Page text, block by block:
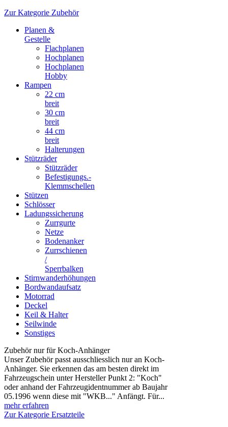
Zur Kategorie Zubehör
Planen &
Gestelle
Flachplanen
Hochplanen
Hochplanen
Hobby
Rampen
22 cm
breit
30 cm
breit
44 cm
breit
Halterungen
Stützräder
Stützräder
Befestigungs.-
Klemmschellen
Stützen
Schlösser
Ladungssicherung
Zurrgurte
Netze
Bodenanker
Zurrschienen
/
Sperrbalken
Stirnwanderhöhungen
Bordwandaufsatz
Motorrad
Deckel
Keil & Halter
Seilwinde
Sonstiges
Zubehör nur für Koch-Anhänger
Unser Zubehör passt ausschliesslich nur an Koch-
Anhänger. Sie erkennen das am besten direkt im
Fahrzeugschein unter Hersteller Punkt 2: "Koch"
oder anhand der Fahrzeugidentnummer ab Baujahr
05.1996 wenn diese mit "WKB..." Anfängt. Für...
mehr erfahren
Zur Kategorie Ersatzteile